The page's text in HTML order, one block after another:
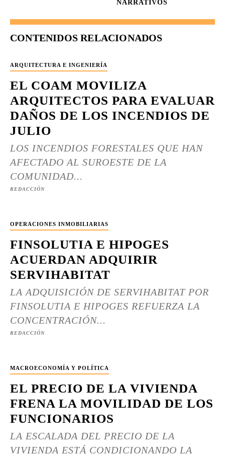
NARRATIVOS
CONTENIDOS RELACIONADOS
ARQUITECTURA E INGENIERÍA
EL COAM MOVILIZA
ARQUITECTOS PARA EVALUAR
DAÑOS DE LOS INCENDIOS DE
JULIO
LOS INCENDIOS FORESTALES QUE HAN
AFECTADO AL SUROESTE DE LA
COMUNIDAD...
REDACCIÓN
OPERACIONES INMOBILIARIAS
FINSOLUTIA E HIPOGES
ACUERDAN ADQUIRIR
SERVIHABITAT
LA ADQUISICIÓN DE SERVIHABITAT POR
FINSOLUTIA E HIPOGES REFUERZA LA
CONCENTRACIÓN...
REDACCIÓN
MACROECONOMÍA Y POLÍTICA
EL PRECIO DE LA VIVIENDA
FRENA LA MOVILIDAD DE LOS
FUNCIONARIOS
LA ESCALADA DEL PRECIO DE LA
VIVIENDA ESTÁ CONDICIONANDO LA